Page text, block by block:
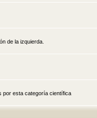
de la izquierda.
por esta categoría científica